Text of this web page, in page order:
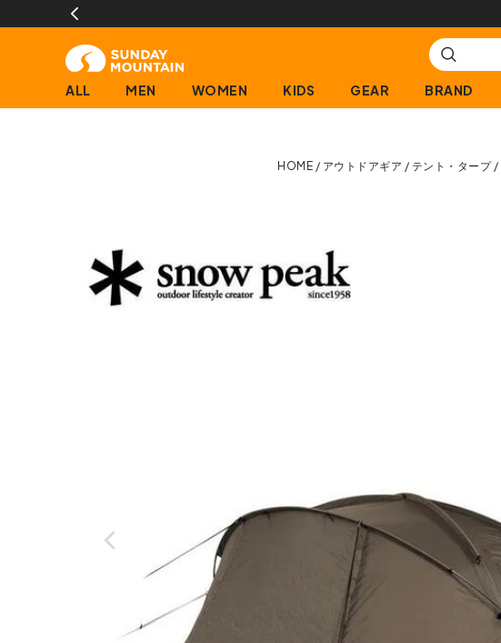
ALL MEN WOMEN KIDS GEAR BRAND
HOME アウトドアギア テント・タープ